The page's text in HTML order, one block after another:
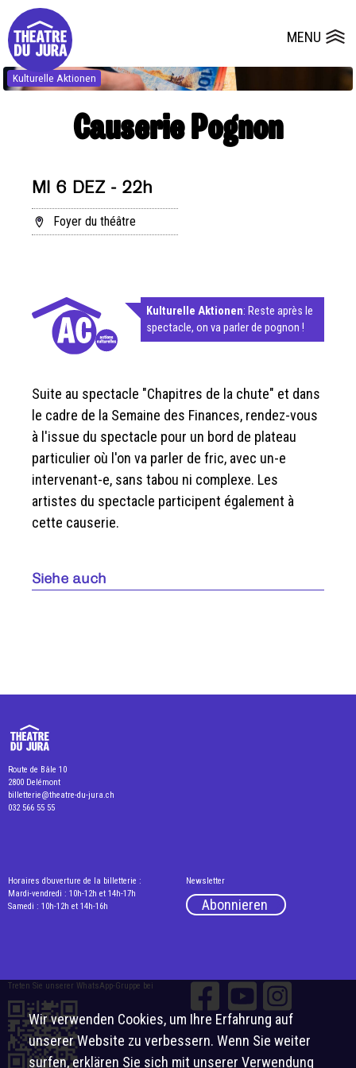
MENU
Presse Dépôts de dossiers
Kulturelle Aktionen
Causerie Pognon
Kulturelle Aktionen: Reste après le
spectacle, on va parler de pognon !
Suite au spectacle "Chapitres de la chute" et dans
le cadre de la Semaine des Finances, rendez-vous
à l'issue du spectacle pour un bord de plateau
particulier où l'on va parler de fric, avec un-e
intervenant-e, sans tabou ni complexe. Les
artistes du spectacle participent également à
cette causerie.
Siehe auch
MI 6 DEZ - 22h
Foyer du théâtre
Route de Bâle 10
2800 Delémont
billetterie@theatre-du-jura.ch
032 566 55 55
Horaires d’ouverture de la billetterie :
Mardi-vendredi : 10h-12h et 14h-17h
Samedi : 10h-12h et 14h-16h
Newsletter
Abonnieren
Treten Sie unserer WhatsApp-Gruppe bei
Wir verwenden Cookies, um Ihre Erfahrung auf
unserer Website zu verbessern. Wenn Sie weiter
surfen, erklären Sie sich mit unserer Verwendung